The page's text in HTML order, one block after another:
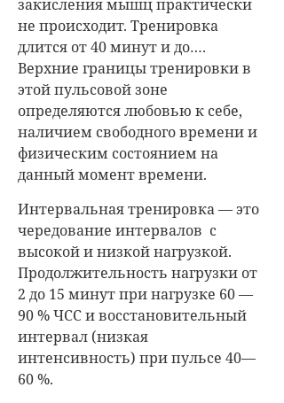
закисления мышц практически
не происходит. Тренировка
длится от 40 минут и до….
Верхние границы тренировки в
этой пульсовой зоне
определяются любовью к себе,
наличием свободного времени и
физическим состоянием на
данный момент времени.
Интервальная тренировка — это
чередование интервалов с
высокой и низкой нагрузкой.
Продолжительность нагрузки от
2 до 15 минут при нагрузке 60 —
90 % ЧСС и восстановительный
интервал (низкая
интенсивность) при пульсе 40—
60 %.